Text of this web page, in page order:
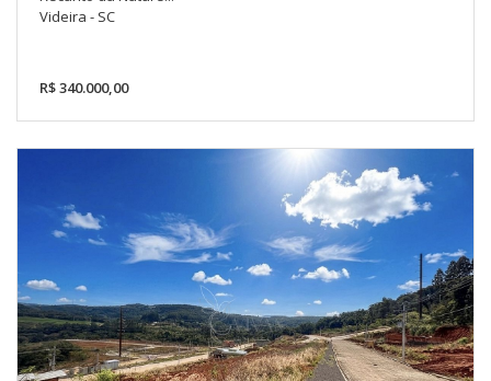
Videira - SC
R$ 340.000,00